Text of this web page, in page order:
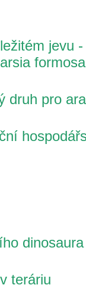
jevu
formosa
druh pro
dinosaura
teráriu